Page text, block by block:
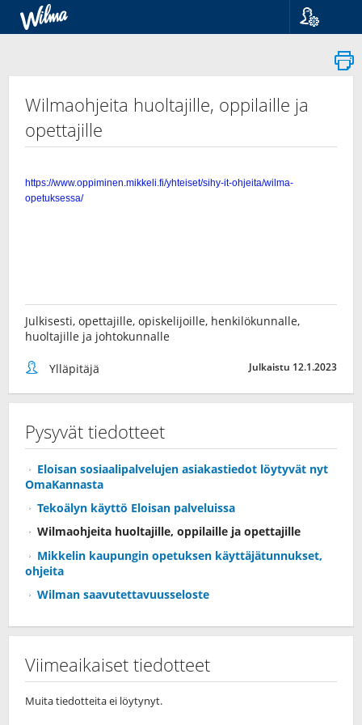
Suomi
Svenska
Wilmaohjeita huoltajille, oppilaille ja
opettajille
Julkisesti, opettajille, opiskelijoille, henkilökunnalle,
huoltajille ja johtokunnalle
Ylläpitäjä Julkaistu 12.1.2023
Pysyvät tiedotteet
Eloisan sosiaalipalvelujen asiakastiedot löytyvät nyt
OmaKannasta
Tekoälyn käyttö Eloisan palveluissa
Wilmaohjeita huoltajille, oppilaille ja opettajille
Mikkelin kaupungin opetuksen käyttäjätunnukset,
ohjeita
Wilman saavutettavuusseloste
Viimeaikaiset tiedotteet
Muita tiedotteita ei löytynyt.